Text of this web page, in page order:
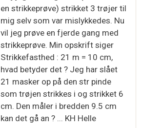
en strikkeprøve) strikket 3 trøjer til
mig selv som var mislykkedes. Nu
vil jeg prøve en fjerde gang med
strikkeprøve. Min opskrift siger
Strikkefasthed : 21 m = 10 cm,
hvad betyder det ? Jeg har slået
21 masker op på den str pinde
som trøjen strikkes i og strikket 6
cm. Den måler i bredden 9.5 cm
kan det gå an ? ... KH Helle